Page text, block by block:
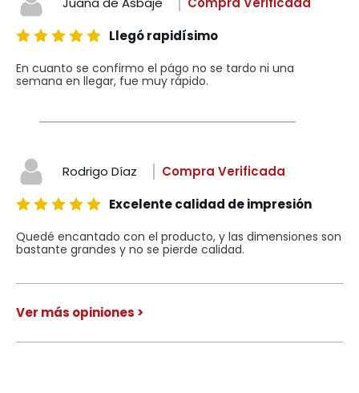
Llegó rapidísimo
En cuanto se confirmo el págo no se tardo ni una
semana en llegar, fue muy rápido.
Rodrigo Díaz
Compra Verificada
Excelente calidad de impresión
Quedé encantado con el producto, y las dimensiones son
bastante grandes y no se pierde calidad.
Ver más opiniones >